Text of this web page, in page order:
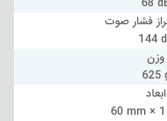
فشار صوت
144
وزن
625
ابعاد
60 mm ×